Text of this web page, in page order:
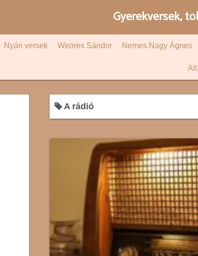
Gyerekversek,
Nyári versek Weöres Sándor Nemes Nagy Ágnes
A rádió